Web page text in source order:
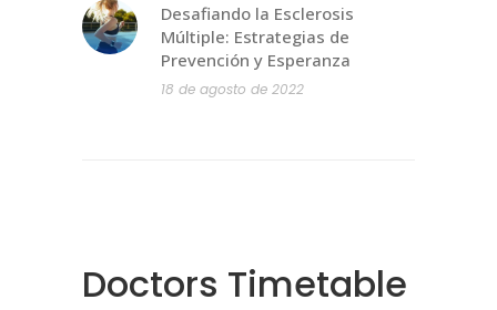
Desafiando la Esclerosis
Múltiple: Estrategias de
Prevención y Esperanza
18 de agosto de 2022
Doctors Timetable